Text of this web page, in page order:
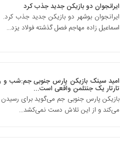
ایرانجوان دو بازیکن جدید جذب کرد
ایرانجوان بوشهر دو بازیکن جدید جذب
اسماعیل زاده مهاجم فصل گذشته فولاد یزد...
امید سینک بازیکن پارس جنوبی جم:شب و
تارتار یک جنتلمن واقعی است...
بازیکن پارس جنوبی جم می‌گوید برای رسیدن
می‌کند و از این تلاش دست نمی‌کشد...